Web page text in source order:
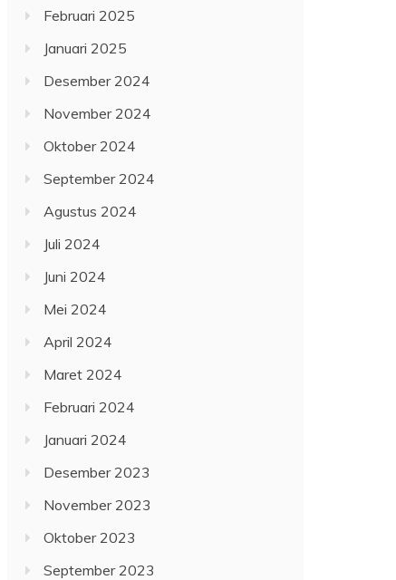
Februari 2025
Januari 2025
Desember 2024
November 2024
Oktober 2024
September 2024
Agustus 2024
Juli 2024
Juni 2024
Mei 2024
April 2024
Maret 2024
Februari 2024
Januari 2024
Desember 2023
November 2023
Oktober 2023
September 2023